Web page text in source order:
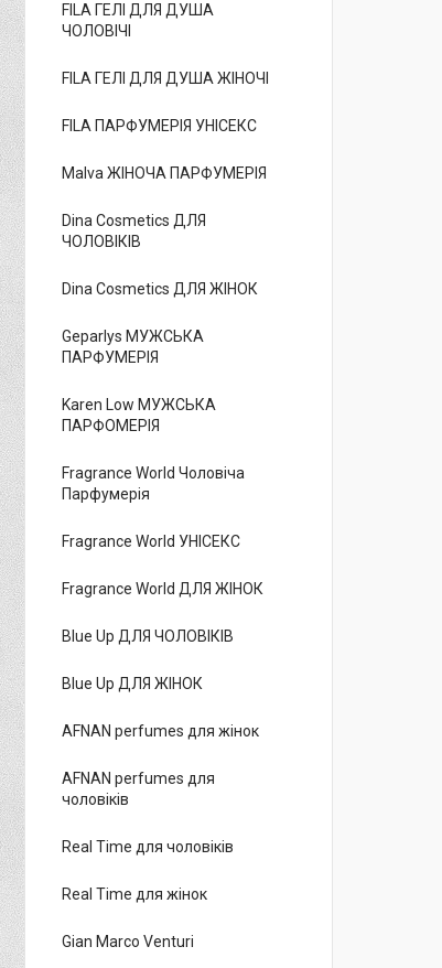
FILA ГЕЛІ ДЛЯ ДУША
ЧОЛОВІЧІ
FILA ГЕЛІ ДЛЯ ДУША ЖІНОЧІ
FILA ПАРФУМЕРІЯ УНІСЕКС
Malva ЖІНОЧА ПАРФУМЕРІЯ
Dina Cosmetics ДЛЯ
ЧОЛОВІКІВ
Dina Cosmetics ДЛЯ ЖІНОК
Geparlys МУЖСЬКА
ПАРФУМЕРІЯ
Karen Low МУЖСЬКА
ПАРФОМЕРІЯ
Fragrance World Чоловіча
Парфумерія
Fragrance World УНІСЕКС
Fragrance World ДЛЯ ЖІНОК
Blue Up ДЛЯ ЧОЛОВІКІВ
Blue Up ДЛЯ ЖІНОК
AFNAN perfumes для жінок
AFNAN perfumes для
чоловіків
Real Time для чоловіків
Real Time для жінок
Gian Marco Venturi